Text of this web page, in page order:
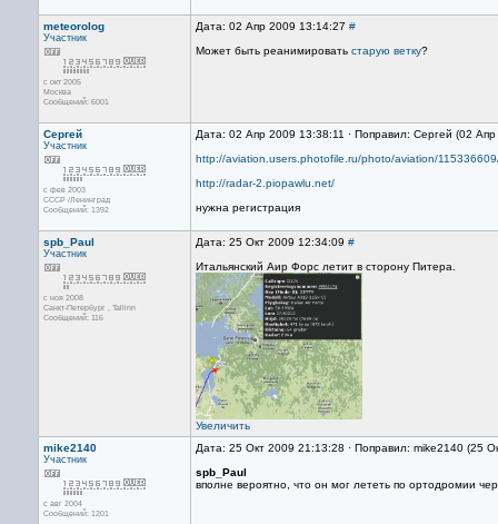
meteorolog
Участник
с окт 2005
Москва
Сообщений: 6001
Дата: 02 Апр 2009 13:14:27 #
Может быть реанимировать старую ветку?
Сергей
Участник
с фев 2003
СССР /Ленинград
Сообщений: 1392
Дата: 02 Апр 2009 13:38:11 · Поправил: Сергей (02
http://aviation.users.photofile.ru/photo/aviation/
http://radar-2.piopawlu.net/
нужна регистрация
spb_Paul
Участник
с ноя 2008
Санкт-Петербург , Tallinn
Сообщений: 116
Дата: 25 Окт 2009 12:34:09 #
Итальянский Аир Форс летит в сторону Питера.
Увеличить
mike2140
Участник
с авг 2004
Сообщений: 1201
Дата: 25 Окт 2009 21:13:28 · Поправил: mike2140 (25
spb_Paul
вполне вероятно, что он мог лететь по ортодромии